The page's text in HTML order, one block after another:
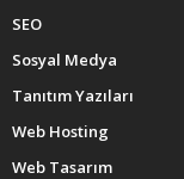
SEO
Sosyal Medya
Tanıtım Yazıları
Web Hosting
Web Tasarım